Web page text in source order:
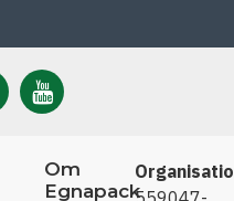
Om
Egnapack